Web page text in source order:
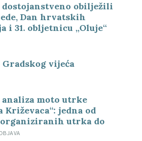
obilježili
Dan hrvatskih
i 31. obljetnicu „Oluje“
Gradskog vijeća
analiza moto utrke
Križevaca“: jedna od
utrka do